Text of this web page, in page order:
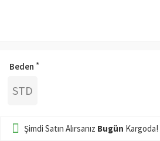
Beden
STD
Şimdi Satın Alırsanız Bugün Kargoda!